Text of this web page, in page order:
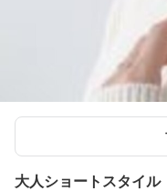
大人ショートスタイル